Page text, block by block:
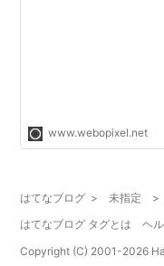
www.webopixel.net
はてなブログ > 未指定 >
はてなブログ タグとは
ヘ
Copyright (C) 2001-2026